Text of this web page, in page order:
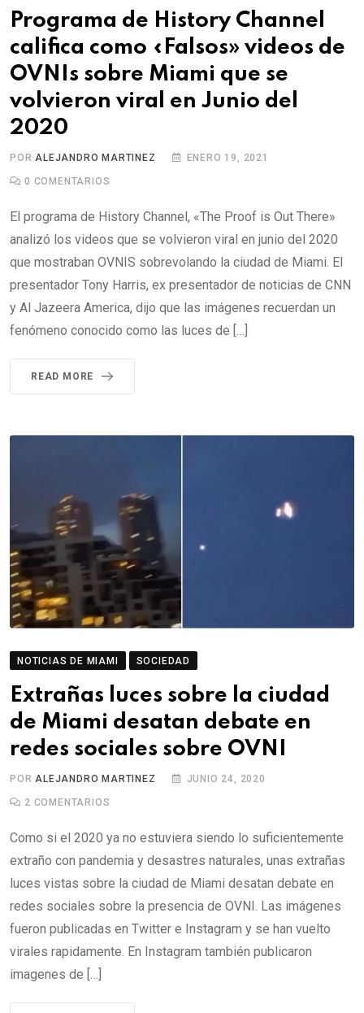
Programa de History Channel
califica como «Falsos» videos de
OVNIs sobre Miami que se
volvieron viral en Junio del
2020
PORALEJANDRO MARTINEZ ENERO 19, 2021
0 COMENTARIOS
El programa de History Channel, «The Proof is Out There»
analizó los videos que se volvieron viral en junio del 2020
que mostraban OVNIS sobrevolando la ciudad de Miami. El
presentador Tony Harris, ex presentador de noticias de CNN
y Al Jazeera America, dijo que las imágenes recuerdan un
fenómeno conocido como las luces de […]
READ MORE
NOTICIAS DE MIAMI SOCIEDAD
Extrañas luces sobre la ciudad
de Miami desatan debate en
redes sociales sobre OVNI
PORALEJANDRO MARTINEZ JUNIO 24, 2020
2 COMENTARIOS
Como si el 2020 ya no estuviera siendo lo suficientemente
extraño con pandemia y desastres naturales, unas extrañas
luces vistas sobre la ciudad de Miami desatan debate en
redes sociales sobre la presencia de OVNI. Las imágenes
fueron publicadas en Twitter e Instagram y se han vuelto
virales rapidamente. En Instagram también publicaron
imagenes de […]